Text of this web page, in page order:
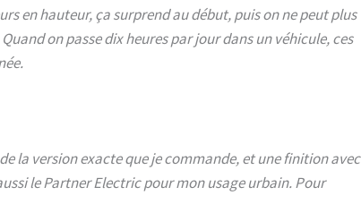
en hauteur, ça surprend au début, puis on ne peut plus
on passe dix heures par jour dans un véhicule, ces
la version exacte que je commande, et une finition avec
le Partner Electric pour mon usage urbain. Pour